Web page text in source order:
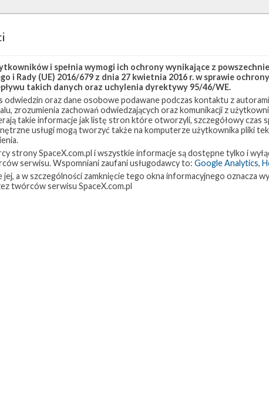
i spełnia wymogi ich ochrony wynikające z
i Rady (UE) 2016/679 z dnia 27 kwietnia 2016 r. w sprawie
takich danych oraz uchylenia dyrektywy 95/46/WE.
oraz dane osobowe podawane podczas kontaktu z
zrozumienia zachowań odwiedzających oraz komunikacji z
takie informacje jak listę stron które otworzyli, szczegółowy czas
usługi mogą tworzyć także na komputerze użytkownika pliki
strony SpaceX.com.pl i wszystkie informacje są dostępne tylko i
serwisu. Wspomniani zaufani usługodawcy to: Google Analytics,
a w szczególności zamknięcie tego okna informacyjnego oznacza
twórców serwisu SpaceX.com.pl